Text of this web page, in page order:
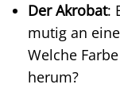
Der Akrobat:
mutig an
Welche
herum?